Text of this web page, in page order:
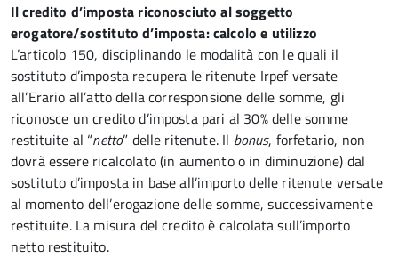
Il credito d’imposta riconosciuto al soggetto
erogatore/sostituto d’imposta: calcolo e utilizzo
L’articolo 150, disciplinando le modalità con le quali il
sostituto d’imposta recupera le ritenute Irpef versate
all’Erario all’atto della corresponsione delle somme, gli
riconosce un credito d’imposta pari al 30% delle somme
restituite al “netto” delle ritenute. Il bonus, forfetario, non
dovrà essere ricalcolato (in aumento o in diminuzione) dal
sostituto d’imposta in base all’importo delle ritenute versate
al momento dell’erogazione delle somme, successivamente
restituite. La misura del credito è calcolata sull’importo
netto restituito.